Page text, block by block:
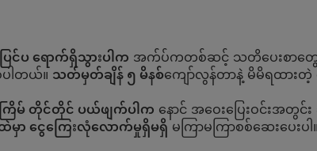
ြင်ပ ရောက်ရှိသွားပါက အက်ပ်ကတစ်ဆင့် သတိပေးစာတွေကို မိ
ပါတယ်။ သတ်မှတ်ချိန် ၅ မိနစ်ကျော်လွန်တာနဲ့ မိမိရထားတဲ့
ြိမ် တိုင်တိုင် ပယ်ဖျက်ပါက နောင် အဝေးပြေးဝင်းအတွ
ထဲမှာ ငွေကြေးလုံလောက်မှုရှိမရှိ မကြာမကြာစစ်ဆေးပေး